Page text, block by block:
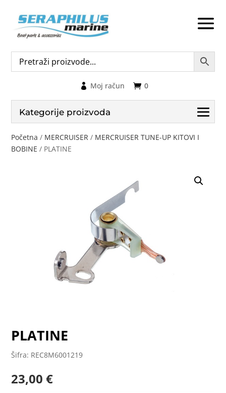
0
Moj račun
Kategorije proizvoda
Početna / MERCRUISER / MERCRUISER TUNE-UP KITOVI I
BOBINE / PLATINE
PLATINE
Šifra: REC8M6001219
23,00€